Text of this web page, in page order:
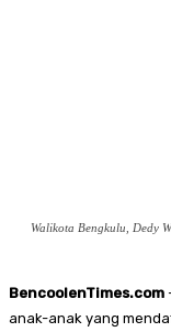
Walikota Bengkulu, Dedy
BencoolenTimes.com
anak-anak yang